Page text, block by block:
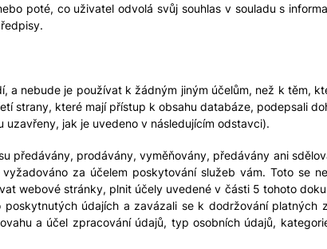
poté, co uživatel odvolá svůj souhlas v souladu s
a nebude je používat k žádným jiným účelům, než k těm,
strany, které mají přístup k obsahu databáze, podepsali
jak je uvedeno v následujícím odstavci).
předávány, prodávány, vyměňovány, předávány ani
za účelem poskytování služeb vám. Toto se
webové stránky, plnit účely uvedené v části 5 tohoto
údajích a zavázali se k dodržování platných
a účel zpracování údajů, typ osobních údajů,